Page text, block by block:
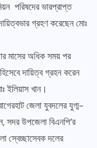
পরিষদের ভারপ্রাপ্ত
গ্রহণ করেছেন মোঃ
মাসের অধিক সময় পর
দায়িত্ব গ্রহন করেন
ইলিয়াস খান।
জেলা যুবদলের যুগ্ম-
সদর উপজেলা বিএনপি’র
স্বেচ্ছাসেবক দলের